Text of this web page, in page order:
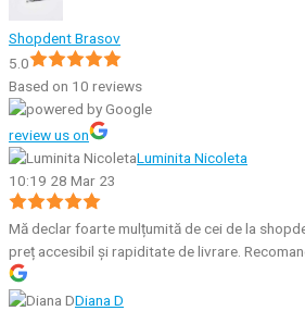
Shopdent Brasov
5.0
Based on 10 reviews
review us on
Luminita Nicoleta
10:19 28 Mar 23
Mă declar foarte mulțumită de cei de la
preț accesibil și rapiditate de livrare.
Diana D